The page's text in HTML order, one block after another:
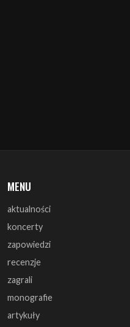
MENU
aktualności
koncerty
zapowiedzi
recenzje
zagrali
monografie
artykuły